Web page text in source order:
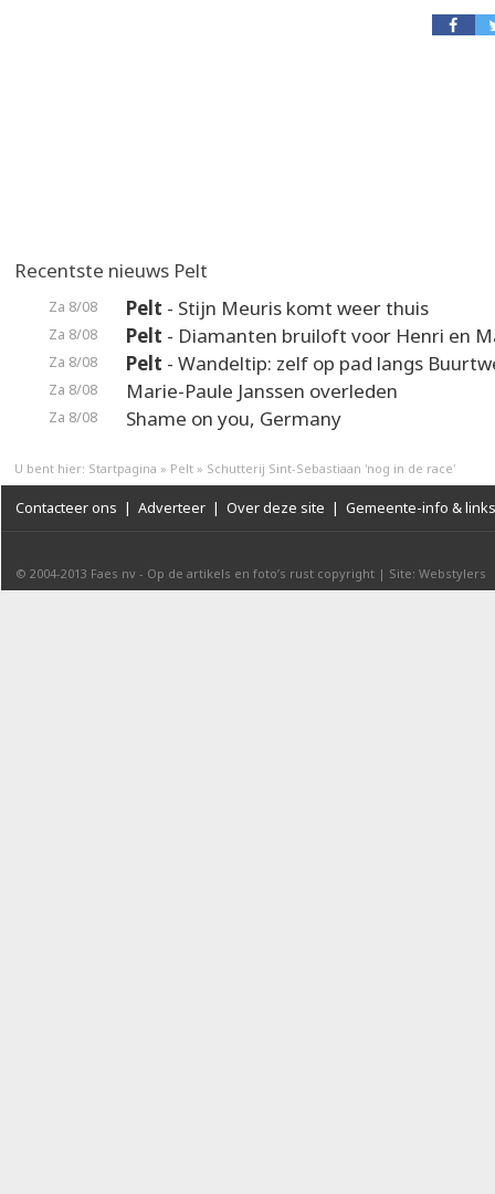
Recentste nieuws Pelt
Za 8/08 Pelt - Stijn Meuris komt weer thuis
Za 8/08 Pelt - Diamanten bruiloft voor Henri en
Za 8/08 Pelt - Wandeltip: zelf op pad langs
Za 8/08 Marie-Paule Janssen overleden
Za 8/08 Shame on you, Germany
U bent hier: Startpagina » Pelt » Schutterij Sint-Sebastiaan 'nog in de race'
Contacteer ons | Adverteer | Over deze site | Gemeente-info & links
© 2004-2013 Faes nv - Op de artikels en foto’s rust copyright | Site: Webstylers